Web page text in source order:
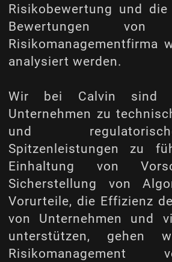
Risikobewertung und die
Bewertungen
Risikomanagementfirma
analysiert werden.
Wir bei Calvin sind
Unternehmen zu
und
Spitzenleistungen zu
Einhaltung von
Sicherstellung von
Vorurteile, die Effizienz
von Unternehmen und
unterstützen, gehen